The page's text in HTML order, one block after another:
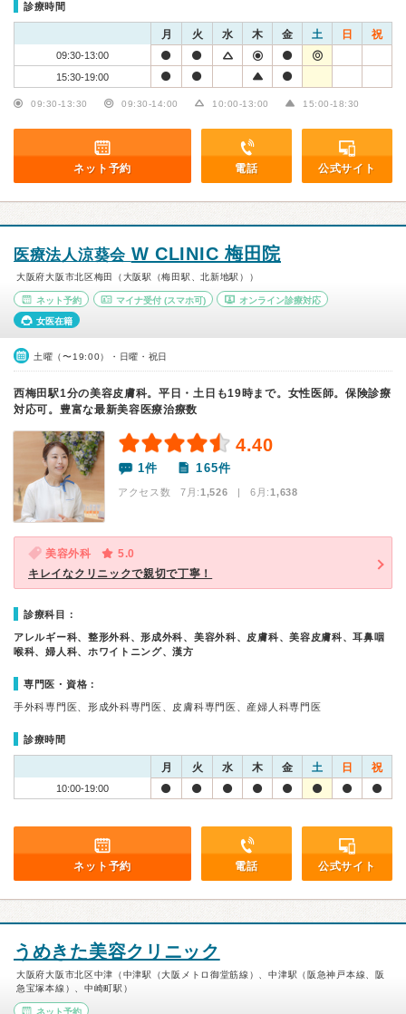
診療時間
月 火 水 木 金 土 日 祝
09:30-13:00
15:30-19:00
09:30-13:30 09:30-14:00 10:00-13:00 15:00-18:30
ネット予約 電話 公式サイト
医療法人涼葵会 W CLINIC 梅田院
大阪府大阪市北区梅田（大阪駅（梅田駅、北新地駅））
ネット予約 マイナ受付(スマホ可) オンライン診療対応
女医在籍
土曜（〜19:00）・日曜・祝日
西梅田駅1分の美容皮膚科。平日・土日も19時まで。女性医師。保険診療
対応可。豊富な最新美容医療治療数
4.40
1件 165件
アクセス数 7月:1,526 | 6月:1,638
美容外科
5.0
キレイなクリニックで親切で丁寧！
診療科目：
アレルギー科、整形外科、形成外科、美容外科、皮膚科、美容皮膚科、耳鼻咽
喉科、婦人科、ホワイトニング、漢方
専門医・資格：
手外科専門医、形成外科専門医、皮膚科専門医、産婦人科専門医
診療時間
月 火 水 木 金 土 日 祝
10:00-19:00
ネット予約 電話 公式サイト
うめきた美容クリニック
大阪府大阪市北区中津（中津駅（大阪メトロ御堂筋線）、中津駅（阪急神戸本線、阪
急宝塚本線）、中崎町駅）
ネット予約